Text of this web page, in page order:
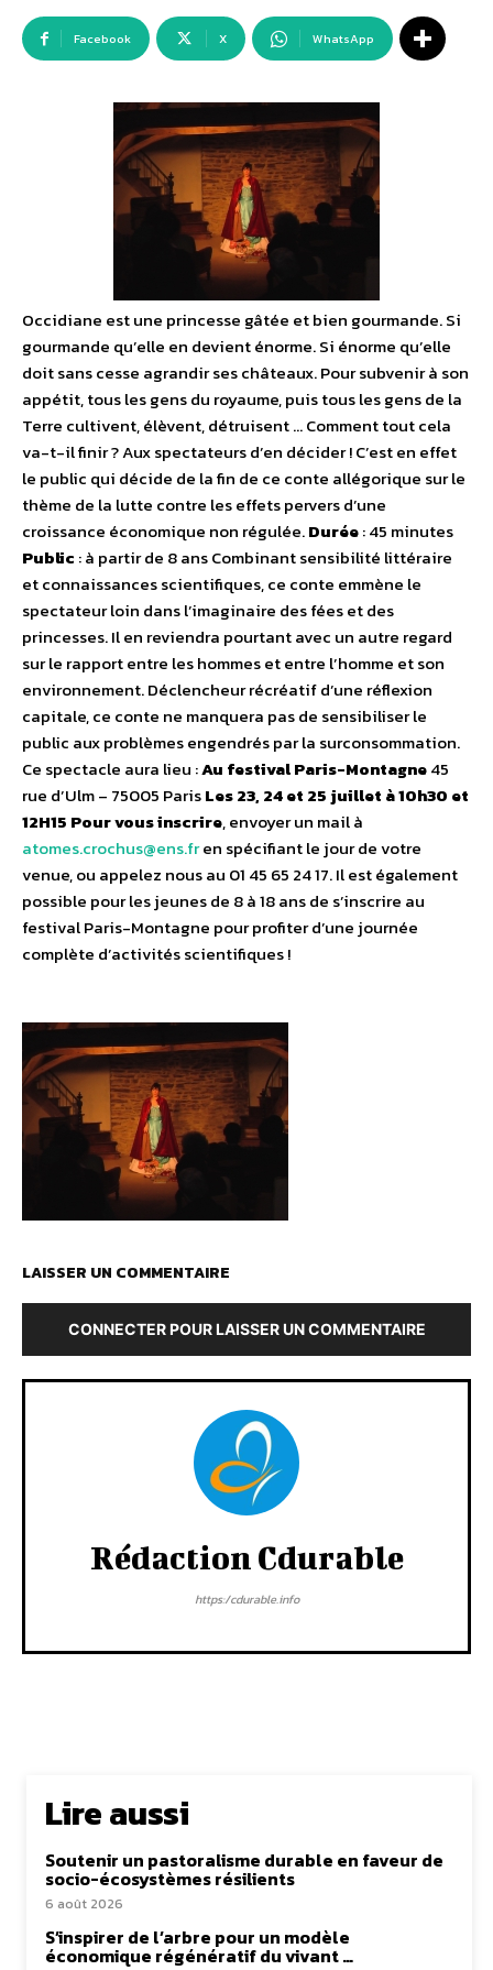
Facebook X WhatsApp
Occidiane est une princesse gâtée et bien gourmande. Si
gourmande qu’elle en devient énorme. Si énorme qu’elle
doit sans cesse agrandir ses châteaux. Pour subvenir à son
appétit, tous les gens du royaume, puis tous les gens de la
Terre cultivent, élèvent, détruisent … Comment tout cela
va-t-il finir ? Aux spectateurs d’en décider ! C’est en effet
le public qui décide de la fin de ce conte allégorique sur le
thème de la lutte contre les effets pervers d’une
croissance économique non régulée.Durée: 45 minutes
Public : à partir de 8 ans Combinant sensibilité littéraire
et connaissances scientifiques, ce conte emmène le
spectateur loin dans l’imaginaire des fées et des
princesses. Il en reviendra pourtant avec un autre regard
sur le rapport entre les hommes et entre l’homme et son
environnement. Déclencheur récréatif d’une réflexion
capitale, ce conte ne manquera pas de sensibiliser le
public aux problèmes engendrés par la surconsommation.
Ce spectacle aura lieu :Au festival Paris-Montagne45
rue d’Ulm – 75005 ParisLes 23, 24 et 25 juillet à 10h30 et
12H15 Pour vous inscrire, envoyer un mail à
atomes.crochus@ens.fren spécifiant le jour de votre
venue, ou appelez nous au 01 45 65 24 17. Il est également
possible pour les jeunes de 8 à 18 ans de s’inscrire au
festival Paris-Montagne pour profiter d’une journée
complète d’activités scientifiques !
LAISSER UN COMMENTAIRE
CONNECTER POUR LAISSER UN COMMENTAIRE
Rédaction Cdurable
https:/cdurable.info
Lire aussi
Soutenir un pastoralisme durable en faveur de
socio-écosystèmes résilients
6 août 2026
S’inspirer de l’arbre pour un modèle
économique régénératif du vivant …